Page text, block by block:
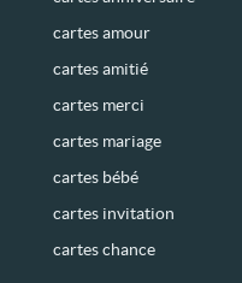
cartes amour
cartes amitié
cartes merci
cartes mariage
cartes bébé
cartes invitation
cartes chance